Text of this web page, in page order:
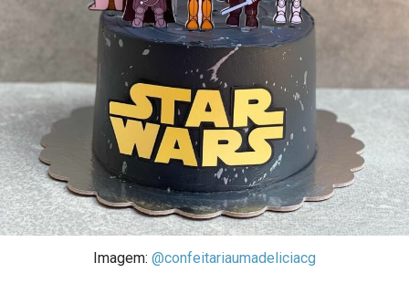
Imagem: @confeitariaumadeliciacg